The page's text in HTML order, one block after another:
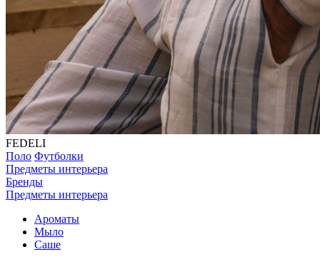
FEDELI
Поло Футболки
Предметы интерьера
Бренды
Предметы интерьера
Ароматы
Мыло
Саше